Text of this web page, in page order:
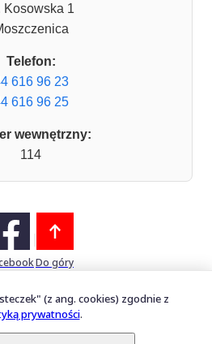
Kosowska 1
Telefon:
616 96 23
616 96 25
wewnętrzny:
114
Do góry
(z ang. cookies) zgodnie z
prywatności.